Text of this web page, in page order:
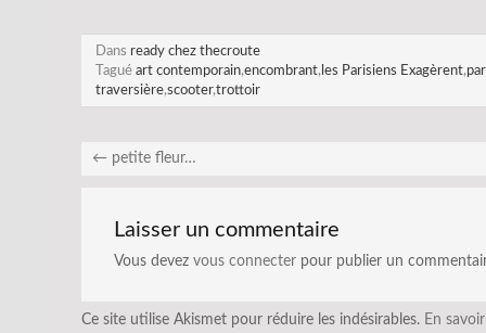
Dans ready chez thecroute
Tagué art contemporain,encombrant, les Parisiens Exagèrent,
traversière,scooter,trottoir
← petite fleur…
Laisser un commentaire
Vous devez vous connecter pour publier un
Ce site utilise Akismet pour réduire les indésirables. En